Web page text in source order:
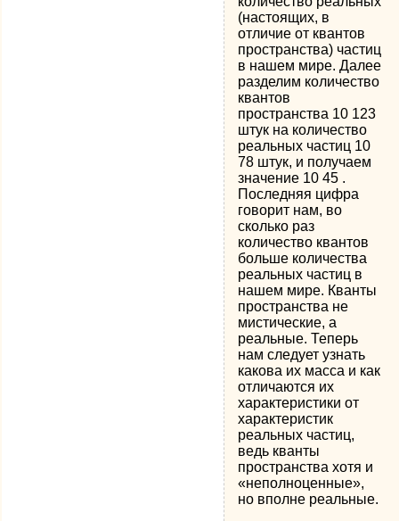
(настоящих, в
отличие от квантов
пространства) частиц
в нашем мире. Далее
разделим количество
квантов
пространства 10 123
штук на количество
реальных частиц 10
78 штук, и получаем
значение 10 45 .
Последняя цифра
говорит нам, во
сколько раз
количество квантов
больше количества
реальных частиц в
нашем мире. Кванты
пространства не
мистические, а
реальные. Теперь
нам следует узнать
какова их масса и как
отличаются их
характеристики от
характеристик
реальных частиц,
ведь кванты
пространства хотя и
«неполноценные»,
но вполне реальные.